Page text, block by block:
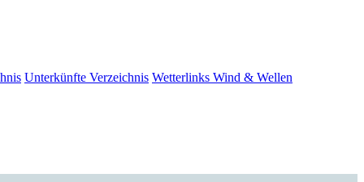
Unterkünfte Verzeichnis Wetterlinks Wind & Wellen